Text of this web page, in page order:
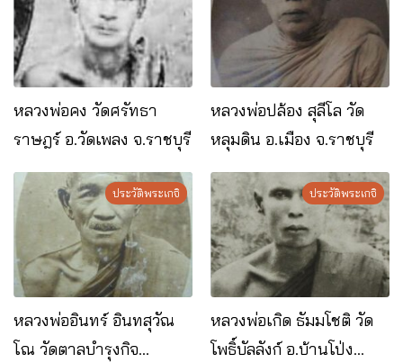
หลวงพ่อคง วัดศรัทธา
ราษฎร์ อ.วัดเพลง จ.ราชบุรี
หลวงพ่อปล้อง สุลีโล วัด
หลุมดิน อ.เมือง จ.ราชบุรี
ประวัติพระเกจิ
หลวงพ่ออินทร์ อินทสุวัณ
โณ วัดตาลบำรุงกิจ
ประวัติพระเกจิ
หลวงพ่อเกิด ธัมมโชติ วัด
โพธิ์บัลลังก์ อ.บ้านโป่ง